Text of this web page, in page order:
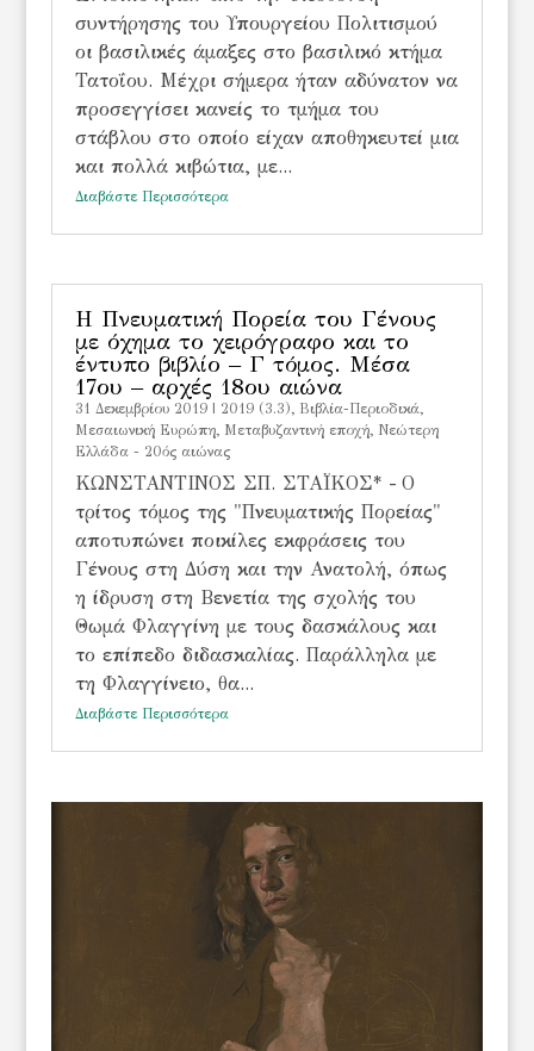
συντήρησης του Υπουργείου Πολιτισμού
οι βασιλικές άμαξες στο βασιλικό κτήμα
Τατοΐου. Μέχρι σήμερα ήταν αδύνατον να
προσεγγίσει κανείς το τμήμα του
στάβλου στο οποίο είχαν αποθηκευτεί μια
και πολλά κιβώτια, με...
Διαβάστε Περισσότερα
Η Πνευματική Πορεία του Γένους
με όχημα το χειρόγραφο και το
έντυπο βιβλίο – Γ τόμος. Μέσα
17ου – αρχές 18ου αιώνα
31 Δεκεμβρίου 2019| 2019 (3.3), Βιβλία-Περιοδικά,
Μεσαιωνική Ευρώπη, Μεταβυζαντινή εποχή, Νεώτερη
Ελλάδα - 20ός αιώνας
ΚΩΝΣΤΑΝΤΙΝΟΣ ΣΠ. ΣΤΑΪΚΟΣ* - Ο
τρίτος τόμος της "Πνευματικής Πορείας"
αποτυπώνει ποικίλες εκφράσεις του
Γένους στη Δύση και την Ανατολή, όπως
η ίδρυση στη Βενετία της σχολής του
Θωμά Φλαγγίνη με τους δασκάλους και
το επίπεδο διδασκαλίας. Παράλληλα με
τη Φλαγγίνειο, θα...
Διαβάστε Περισσότερα